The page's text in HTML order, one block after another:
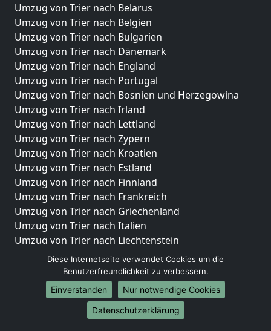
Umzug von Trier nach Belarus
Umzug von Trier nach Belgien
Umzug von Trier nach Bulgarien
Umzug von Trier nach Dänemark
Umzug von Trier nach England
Umzug von Trier nach Portugal
Umzug von Trier nach Bosnien und Herzegowina
Umzug von Trier nach Irland
Umzug von Trier nach Lettland
Umzug von Trier nach Zypern
Umzug von Trier nach Kroatien
Umzug von Trier nach Estland
Umzug von Trier nach Finnland
Umzug von Trier nach Frankreich
Umzug von Trier nach Griechenland
Umzug von Trier nach Italien
Umzug von Trier nach Liechtenstein
Umzug von Trier nach Luxemburg
Umzug von Trier nach Niederlande
Umzug von Trier nach Norwegen
Umzüge-Deutschlandweit
Diese Internetseite verwendet Cookies um die
Benutzerfreundlichkeit zu verbessern.
Einverstanden
Nur notwendige Cookies
Datenschutzerklärung